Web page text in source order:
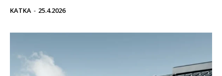
KATKA - 25.4.2026